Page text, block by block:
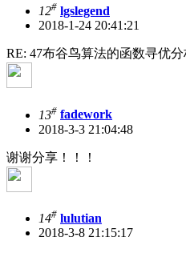
12# lgslegend
2018-1-24 20:41:21
RE: 47布谷鸟算法的函数寻优
13# fadework
2018-3-3 21:04:48
谢谢分享！！！
14# lulutian
2018-3-8 21:15:17